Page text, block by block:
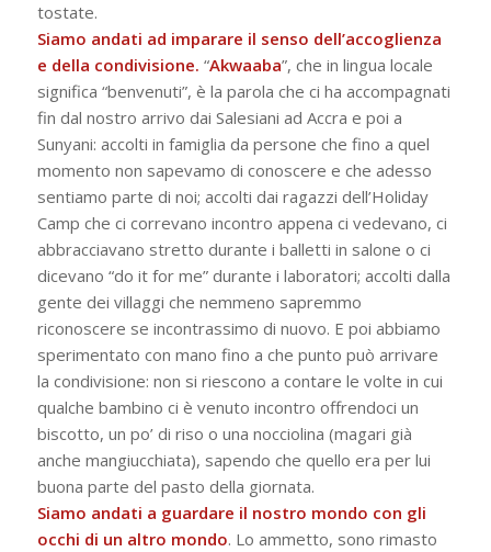
tostate.
Siamo andati ad imparare il senso dell’accoglienza
e della condivisione. “Akwaaba”, che in lingua locale
significa “benvenuti”, è la parola che ci ha accompagnati
fin dal nostro arrivo dai Salesiani ad Accra e poi a
Sunyani: accolti in famiglia da persone che fino a quel
momento non sapevamo di conoscere e che adesso
sentiamo parte di noi; accolti dai ragazzi dell’Holiday
Camp che ci correvano incontro appena ci vedevano, ci
abbracciavano stretto durante i balletti in salone o ci
dicevano “do it for me” durante i laboratori; accolti dalla
gente dei villaggi che nemmeno sapremmo
riconoscere se incontrassimo di nuovo. E poi abbiamo
sperimentato con mano fino a che punto può arrivare
la condivisione: non si riescono a contare le volte in cui
qualche bambino ci è venuto incontro offrendoci un
biscotto, un po’ di riso o una nocciolina (magari già
anche mangiucchiata), sapendo che quello era per lui
buona parte del pasto della giornata.
Siamo andati a guardare il nostro mondo con gli
occhi di un altro mondo. Lo ammetto, sono rimasto